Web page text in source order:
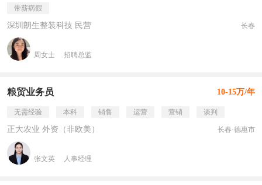
带薪病假
深圳朗生整装科技 民营 长春
周女士 招聘总监
粮贸业务员 10-15万/年
无需经验 本科 销售 运营 营销 谈判
正大农业 外资（非欧美） 长春·德惠市
张文英 人事经理